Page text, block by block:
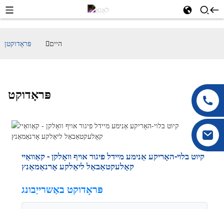
היים פּראָדוקטן
פּראָדוקט
קיוט בלוי-האָריקע אַנימע מיידל פיגור אויף וואָלקן - קאַוואַיי
קאָלעקטאַבאַל ליאַלקע אָרנאַמאַנץ
פּראָדוקט באַשרייַבונג